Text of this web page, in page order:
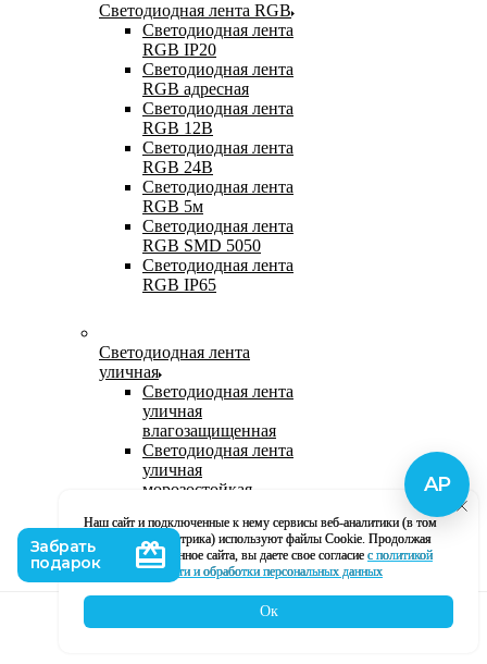
Светодиодная лента RGB
Светодиодная лента
RGB IP20
Светодиодная лента
RGB адресная
Светодиодная лента
RGB 12В
Светодиодная лента
RGB 24В
Светодиодная лента
RGB 5м
Светодиодная лента
RGB SMD 5050
Светодиодная лента
RGB IP65
Светодиодная лента
уличная
Светодиодная лента
уличная
влагозащищенная
Светодиодная лента
уличная
морозостойкая
светодиодная лента
220В
Светодиодная лента
уличная в силиконе
Наш сайт и подключенные к нему сервисы веб-аналитики (в том
числе, Яндекс Метрика) используют файлы Cookie. Продолжая
использование данное сайта, вы даете свое согласие с политикой
кофиденциальности и обработки персональных данных
Ок